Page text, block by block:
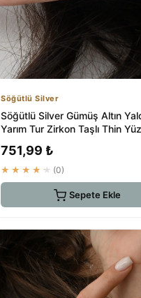
Söğütlü Silver
Söğütlü Silver Gümüş Altın
Yarım Tur Zirkon Taşlı Thin
751,99 ₺
★★★★★ (0)
Sepete Ekle